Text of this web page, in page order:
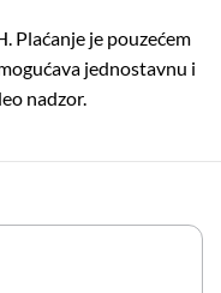
Plaćanje je pouzećem
jednostavnu i
nadzor.